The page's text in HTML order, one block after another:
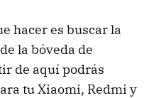
hacer es buscar la
la bóveda de
de aquí podrás
tu Xiaomi, Redmi y